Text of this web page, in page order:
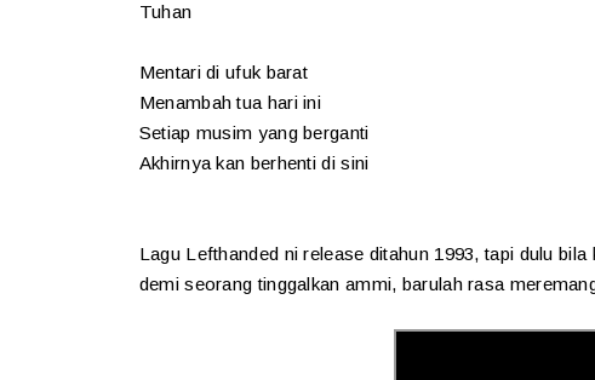
Tuhan
Mentari di ufuk barat
Menambah tua hari ini
Setiap musim yang berganti
Akhirnya kan berhenti di sini
Lagu Lefthanded ni release ditahun 1993, tapi dulu
demi seorang tinggalkan ammi, barulah rasa